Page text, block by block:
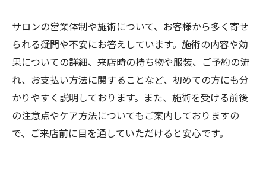
サロンの営業体制や施術について、お客様から多く寄せ
られる疑問や不安にお答えしています。施術の内容や効
果についての詳細、来店時の持ち物や服装、ご予約の流
れ、お支払い方法に関することなど、初めての方にも分
かりやすく説明しております。また、施術を受ける前後
の注意点やケア方法についてもご案内しておりますの
で、ご来店前に目を通していただけると安心です。